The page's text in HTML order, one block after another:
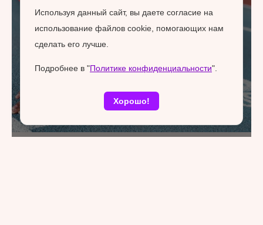
Используя данный сайт, вы даете согласие на
использование файлов cookie, помогающих нам
сделать его лучше.
Подробнее в "Политике конфиденциальности".
Хорошо!